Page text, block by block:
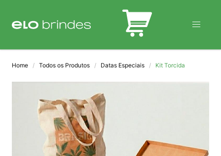
BLOG
Home Todos os Produtos Datas Especiais Kit Torcida